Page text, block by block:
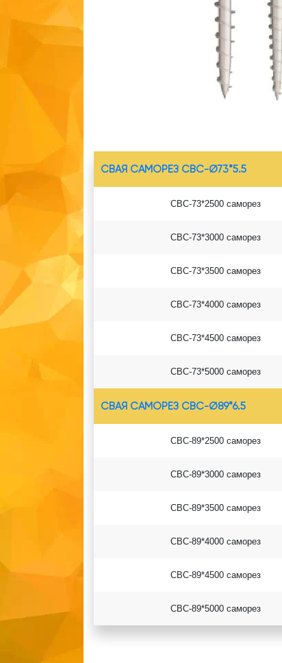
СВАЯ САМОРЕЗ СВС-Ø73*5.5
СВС-73*2500 саморез
СВС-73*3000 саморез
СВС-73*3500 саморез
СВС-73*4000 саморез
СВС-73*4500 саморез
СВС-73*5000 саморез
СВАЯ САМОРЕЗ СВС-Ø89*6.5
СВС-89*2500 саморез
СВС-89*3000 саморез
СВС-89*3500 саморез
СВС-89*4000 саморез
СВС-89*4500 саморез
СВС-89*5000 саморез